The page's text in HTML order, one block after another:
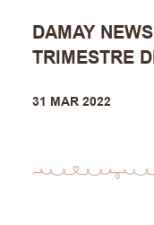
DAMAY
TRIMESTRE
31 MAR 2022